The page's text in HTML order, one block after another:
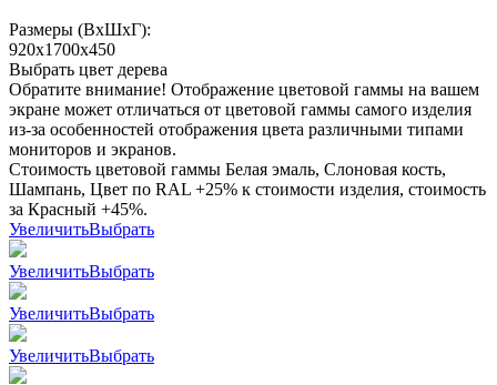
Размеры (ВхШхГ):
920x1700x450
Выбрать цвет дерева
Обратите внимание! Отображение цветовой гаммы на вашем
экране может отличаться от цветовой гаммы самого изделия
из-за особенностей отображения цвета различными типами
мониторов и экранов.
Стоимость цветовой гаммы Белая эмаль, Слоновая кость,
Шампань, Цвет по RAL +25% к стоимости изделия, стоимость
за Красный +45%.
УвеличитьВыбрать
УвеличитьВыбрать
УвеличитьВыбрать
УвеличитьВыбрать